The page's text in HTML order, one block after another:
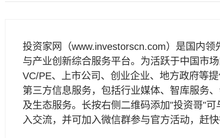
投资家网（www.investorscn.com）是国内领
与产业创新综合服务平台。为活跃于中国市
VC/PE、上市公司、创业企业、地方政府等
第三方信息服务，包括行业媒体、智库服务
及生态服务。长按右侧二维码添加"投资哥"可
入交流，并可加入微信群参与官方活动，赶